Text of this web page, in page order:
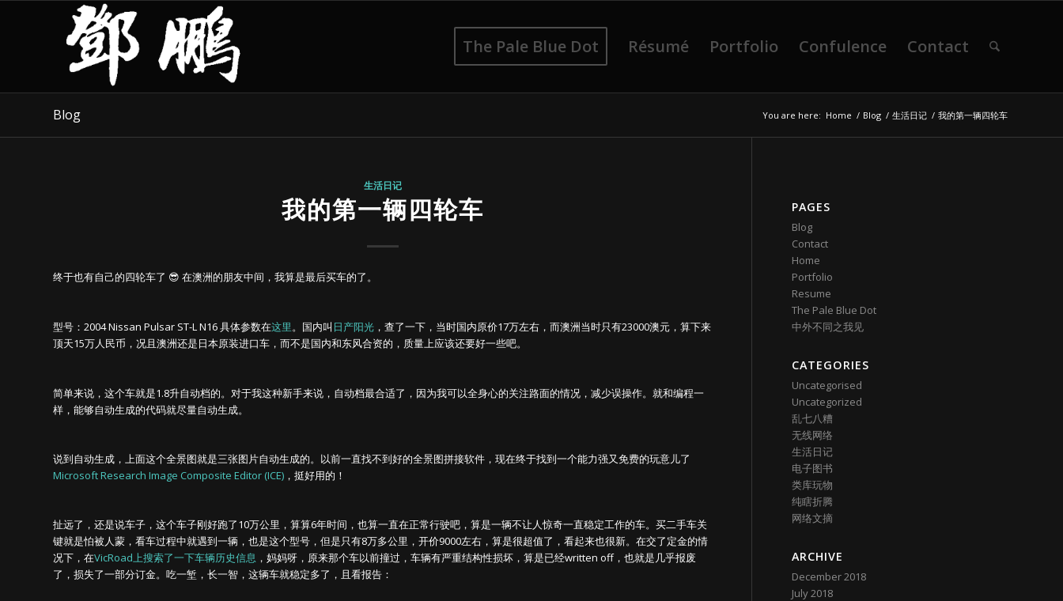
The Pale Blue Dot Résumé Portfolio Confulence Contact
Blog You are here: Home / Blog / 生活日记 / 我的第一辆四轮车
生活日记
我的第一辆四轮车
终于也有自己的四轮车了 😎 在澳洲的朋友中间，我算是最后买车的了。
型号：2004 Nissan Pulsar ST-L N16 具体参数在这里。国内叫 日产阳光 ，查了一下，当时国内原价17万左右，而澳洲当时只有23000澳元，算下来
顶天15万人民币，况且澳洲还是日本原装进口车，而不是国内和东风合资的，质量上应该还要好一些吧。
简单来说，这个车就是1.8升自动档的。对于我这种新手来说，自动档最合适了，因为我可以全身心的关注路面的情况，减少误操作。就和编程一
样，能够自动生成的代码就尽量自动生成。
说到自动生成，上面这个全景图就是三张图片自动生成的。以前一直找不到好的全景图拼接软件，现在终于找到一个能力强又免费的玩意儿了
Microsoft Research Image Composite Editor (ICE) ，挺好用的！
扯远了，还是说车子，这个车子刚好跑了10万公里，算算6年时间，也算一直在正常行驶吧，算是一辆不让人惊奇一直稳定工作的车。买二手车关
键就是怕被人蒙，看车过程中就遇到一辆，也是这个型号，但是只有8万多公里，开价9000左右，算是很超值了，看起来也很新。在交了定金的情
况下，在VicRoad上搜索了一下车辆历史信息 ，妈妈呀，原来那个车以前撞过，车辆有严重结构性损坏，算是已经written off，也就是几乎报废
了，损失了一部分订金。吃一堑，长一智，这辆车就稳定多了，且看报告：
PAGES
Blog
Contact
Home
Portfolio
Resume
The Pale Blue Dot
中外不同之我见
CATEGORIES
Uncategorised
Uncategorized
乱七八糟
无线网络
生活日记
电子图书
类库玩物
纯瞎折腾
网络文摘
ARCHIVE
December 2018
July 2018